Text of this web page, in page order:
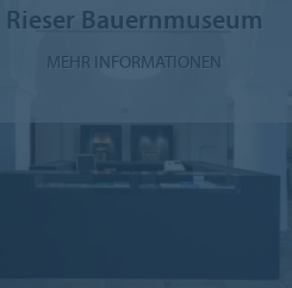
Rieser Bauernmuseum
MEHR INFORMATIONEN